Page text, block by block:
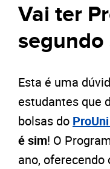
Vai ter
segundo
Esta é uma
estudantes que
bolsas do
é sim! O
ano,